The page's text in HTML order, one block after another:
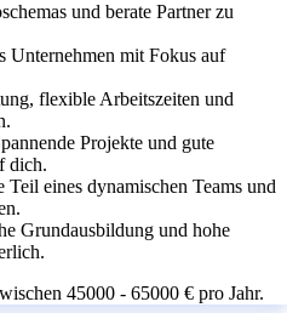
und berate Partner zu
Unternehmen mit Fokus auf
flexible Arbeitszeiten und
Projekte und gute
dich.
Teil eines dynamischen Teams und
Grundausbildung und hohe
45000 - 65000 € pro Jahr.